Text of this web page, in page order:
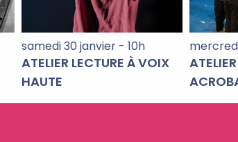
samedi 30 janvier - 10h
ATELIER LECTURE À VOIX
HAUTE